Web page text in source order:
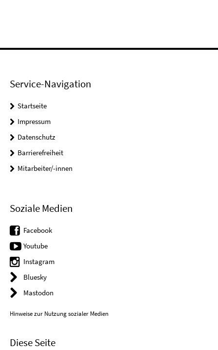
Service-Navigation
Startseite
Impressum
Datenschutz
Barrierefreiheit
Mitarbeiter/-innen
Soziale Medien
Facebook
Youtube
Instagram
Bluesky
Mastodon
Hinweise zur Nutzung sozialer Medien
Diese Seite